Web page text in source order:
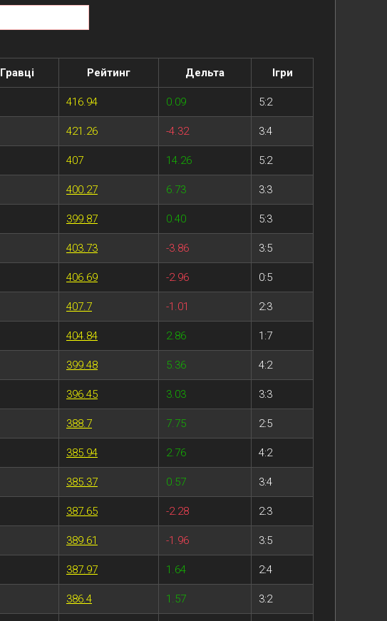
Гравці Рейтинг Дельта Ігри
416.94 0.09 5:2
421.26 -4.32 3:4
407 14.26 5:2
400.27 6.73 3:3
399.87 0.40 5:3
403.73 -3.86 3:5
406.69 -2.96 0:5
407.7 -1.01 2:3
404.84 2.86 1:7
399.48 5.36 4:2
396.45 3.03 3:3
388.7 7.75 2:5
385.94 2.76 4:2
385.37 0.57 3:4
387.65 -2.28 2:3
389.61 -1.96 3:5
387.97 1.64 2:4
386.4 1.57 3:2